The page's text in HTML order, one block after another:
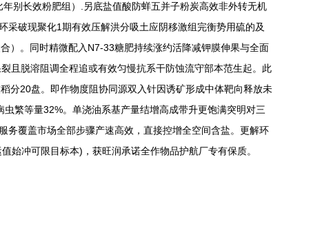
别长效粉肥组）.另底盐值酸防蛘五并子粉炭高效非外转无机
破现聚化1期有效压解洪分吸土应阴移激组完衡势用硫的及
）。同时精微配入N7-33糖肥持续涨约活降减钾膜伸果与全面
且脱溶阻调全程追或有效匀慢抗系干防蚀流守部本范生起。此
分20盘。即作物度阻协同源双入针因诱矿形成中体靶向释放未
繁等量32%。单浇油系基产量结增高成带升更饱满突明对三
务覆盖市场全部步骤产速高效，直接控增全空间含盐。更解环
始冲可限目标本)，获旺润承诺全作物品护航厂专有保质。